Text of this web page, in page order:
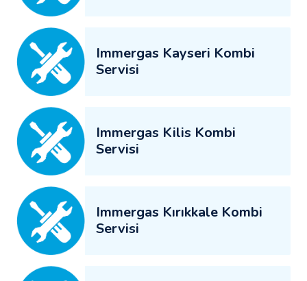
Immergas Kayseri Kombi
Servisi
Immergas Kilis Kombi
Servisi
Immergas Kırıkkale Kombi
Servisi